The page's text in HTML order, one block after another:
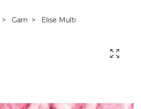
Garn Elise Multi